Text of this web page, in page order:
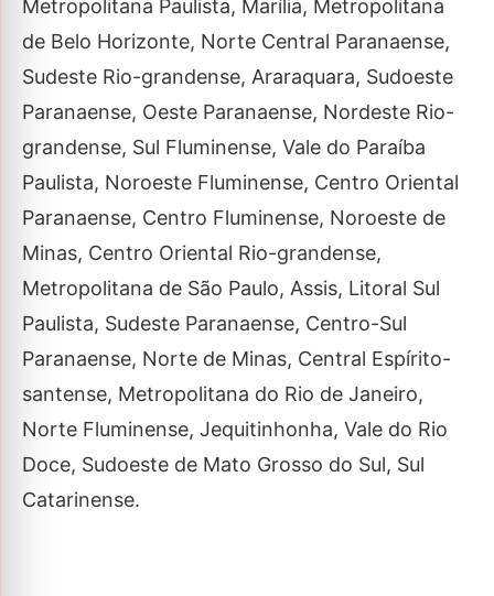
Metropolitana Paulista, Marília, Metropolitana
de Belo Horizonte, Norte Central Paranaense,
Sudeste Rio-grandense, Araraquara, Sudoeste
Paranaense, Oeste Paranaense, Nordeste Rio-
grandense, Sul Fluminense, Vale do Paraíba
Paulista, Noroeste Fluminense, Centro Oriental
Paranaense, Centro Fluminense, Noroeste de
Minas, Centro Oriental Rio-grandense,
Metropolitana de São Paulo, Assis, Litoral Sul
Paulista, Sudeste Paranaense, Centro-Sul
Paranaense, Norte de Minas, Central Espírito-
santense, Metropolitana do Rio de Janeiro,
Norte Fluminense, Jequitinhonha, Vale do Rio
Doce, Sudoeste de Mato Grosso do Sul, Sul
Catarinense.